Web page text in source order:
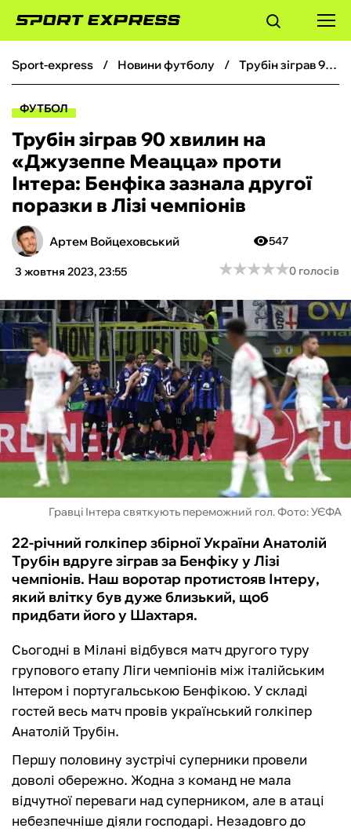
ФУТБОЛ
БОКС
ХОКЕЙ
ТЕНІС
КІБЕРСПОРТ
ЧС-2026
ФУТЗАЛ
ІНШІ
БУКМЕКЕРИ
sport-express новини футболу Трубін зіграв 90 хвилин на «Джузеппе Меацца» проти Інтера: Бенфіка зазнала другої поразки в Лізі чемпіонів
ФУТБОЛ
Трубін зіграв 90 хвилин на
«Джузеппе Меацца» проти
Інтера: Бенфіка зазнала другої
поразки в Лізі чемпіонів
Артем Войцеховський
3 жовтня 2023, 23:55
547
★★★★★
★★★★★0 голосів
Гравці Інтера святкують переможний гол. Фото: УЄФА
22-річний голкіпер збірної України Анатолій
Трубін вдруге зіграв за Бенфіку у Лізі
чемпіонів. Наш воротар протистояв Інтеру,
який влітку був дуже близький, щоб
придбати його у Шахтаря.
Сьогодні в Мілані відбувся матч другого туру
групового етапу Ліги чемпіонів між італійським
Інтером і португальською Бенфікою. У складі
гостей весь матч провів український голкіпер
Анатолій Трубін.
Першу половину зустрічі суперники провели
доволі обережно. Жодна з команд не мала
відчутної переваги над суперником, але в атаці
небезпечніше діяли господарі. Незадовго до